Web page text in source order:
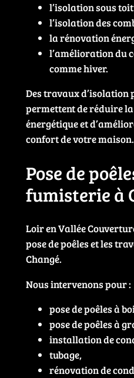
l’isolation sous
l’isolation des
la rénovation
l’amélioration du
comme hiver.
Des travaux
permettent de réduire
énergétique et
confort de votre maison.
Pose de
fumisterie à
Loir en Vallée
pose de poêles et les
Changé.
Nous intervenons pour :
pose de poêles à
pose de poêles à
installation de
tubage,
rénovation de